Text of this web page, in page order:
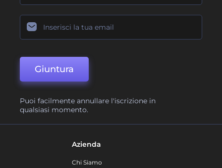
Giuntura
Puoi facilmente annullare l'iscrizione in
qualsiasi momento.
Azienda
Chi Siamo